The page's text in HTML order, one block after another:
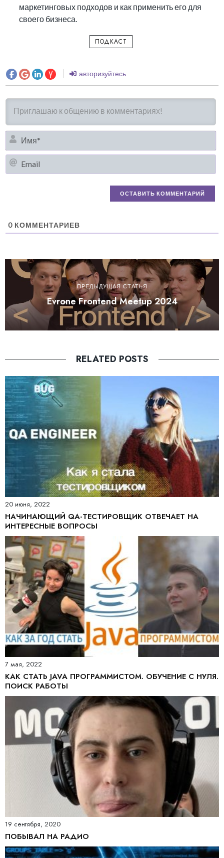
маркетинговых подходов и как применить его для
своего бизнеса.
ПОДКАСТ
авторизуйтесь
0 КОММЕНТАРИЕВ
ПРЕДЫДУЩАЯ СТАТЬЯ
Evrone Frontend Meetup 2024
RELATED POSTS
20 июня, 2022
НАЧИНАЮЩИЙ QA-ТЕСТИРОВЩИК ОТВЕЧАЕТ НА
ИНТЕРЕСНЫЕ ВОПРОСЫ
7 мая, 2022
КАК СТАТЬ JAVA ПРОГРАММИСТОМ. ОБУЧЕНИЕ С НУЛЯ.
ПОИСК РАБОТЫ
19 сентября, 2020
ПОБЫВАЛ НА РАДИО